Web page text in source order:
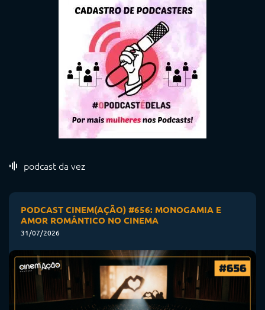
podcast da vez
PODCAST CINEM(AÇÃO) #656: MONOGAMIA E
AMOR ROMÂNTICO NO CINEMA
31/07/2026